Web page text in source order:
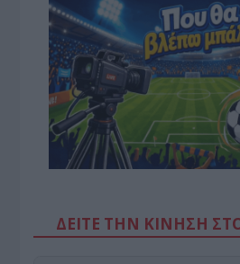
ΔΕΙΤΕ ΤΗΝ ΚΙΝΗΣΗ